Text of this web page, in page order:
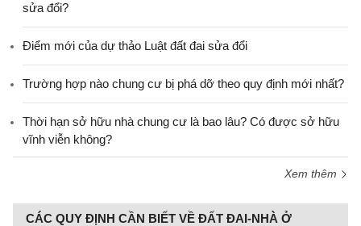
sửa đổi?
Điểm mới của dự thảo Luật đất đai sửa đổi
Trường hợp nào chung cư bị phá dỡ theo quy định mới nhất?
Thời hạn sở hữu nhà chung cư là bao lâu? Có được sở hữu
vĩnh viễn không?
Xem thêm
CÁC QUY ĐỊNH CẦN BIẾT VỀ ĐẤT ĐAI-NHÀ Ở